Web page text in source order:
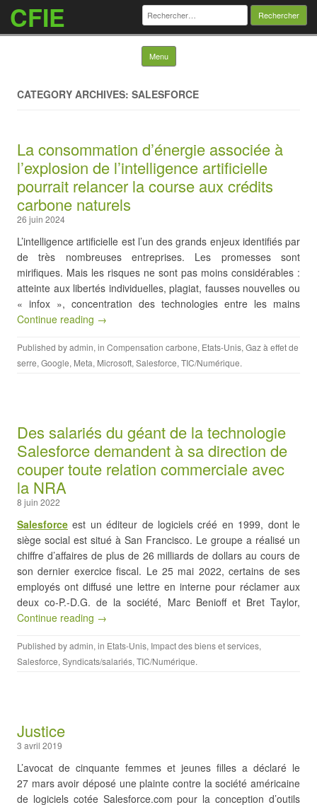
CFIE Rechercher :
Menu Skip to content
CATEGORY ARCHIVES: SALESFORCE
La consommation d’énergie associée à
l’explosion de l’intelligence artificielle
pourrait relancer la course aux crédits
carbone naturels
26 juin 2024
L’intelligence artificielle est l’un des grands enjeux identifiés par
de très nombreuses entreprises. Les promesses sont
mirifiques. Mais les risques ne sont pas moins considérables :
atteinte aux libertés individuelles, plagiat, fausses nouvelles ou
« infox », concentration des technologies entre les mains
Continue reading →
Published byadmin, in Compensation carbone, Etats-Unis, Gaz à effet de
serre, Google, Meta, Microsoft, Salesforce, TIC/Numérique.
Des salariés du géant de la technologie
Salesforce demandent à sa direction de
couper toute relation commerciale avec
la NRA
8 juin 2022
Salesforce est un éditeur de logiciels créé en 1999, dont le
siège social est situé à San Francisco. Le groupe a réalisé un
chiffre d’affaires de plus de 26 milliards de dollars au cours de
son dernier exercice fiscal. Le 25 mai 2022, certains de ses
employés ont diffusé une lettre en interne pour réclamer aux
deux co-P.-D.G. de la société, Marc Benioff et Bret Taylor,
Continue reading →
Published byadmin, in Etats-Unis, Impact des biens et services,
Salesforce, Syndicats/salariés, TIC/Numérique.
Justice
3 avril 2019
L’avocat de cinquante femmes et jeunes filles a déclaré le
27 mars avoir déposé une plainte contre la société américaine
de logiciels cotée Salesforce.com pour la conception d’outils